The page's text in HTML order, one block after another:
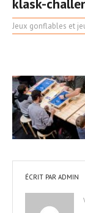
klask-
Jeux gonflables et
ÉCRIT PAR ADMIN